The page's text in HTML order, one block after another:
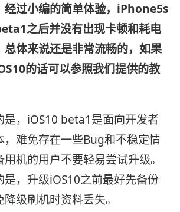
经过小编的简单体验，iPhone5s
之后并没有出现卡顿和耗电
总体来说还是非常流畅的，如果
的话可以参照我们提供的教
是，iOS10 beta1是面向开发者
，难免存在一些Bug和不稳定情
机的用户不要轻易尝试升级。
是，升级iOS10之前最好先备份
级刷机时资料丢失。